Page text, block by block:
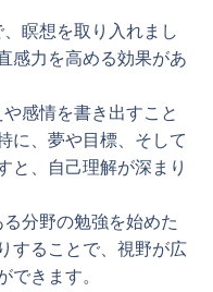
瞑想を取り入れまし
感力を高める効果があ
感情を書き出すこと
に、夢や目標、そして
と、自己理解が深まり
分野の勉強を始めた
することで、視野が広
できます。